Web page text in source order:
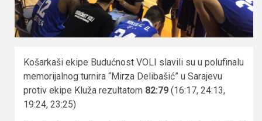
Košarkaši ekipe Budućnost VOLI slavili su u polufinalu
memorijalnog turnira “Mirza Delibašić” u Sarajevu
protiv ekipe Kluža rezultatom 82:79 (16:17, 24:13,
19:24, 23:25)